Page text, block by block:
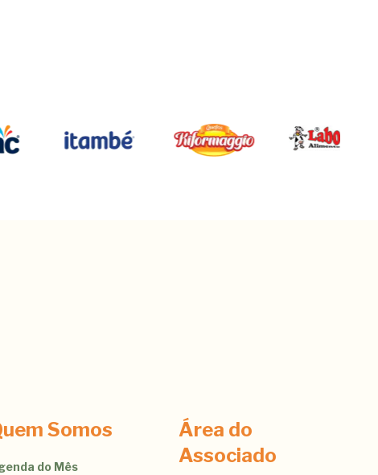
Somos
do Mês
Área do
Associado